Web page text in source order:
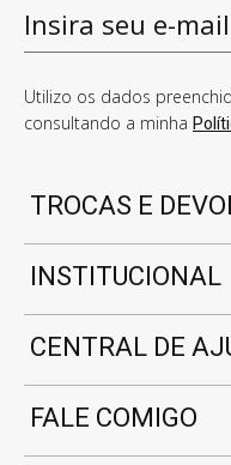
Utilizo os dados
consultando a minha
TROCAS E
INSTITUCIONAL
CENTRAL DE
FALE COMIGO